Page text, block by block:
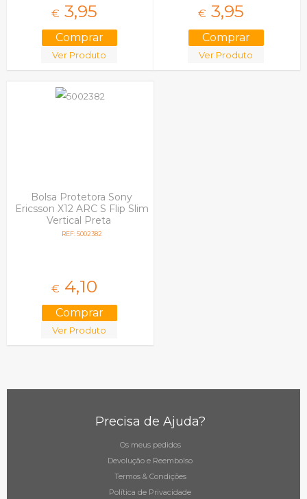
€ 3,95
Ver Produto
€ 3,95
Ver Produto
Bolsa Protetora Sony
Ericsson X12 ARC S Flip Slim
Vertical Preta
REF: 5002382
€ 4,10
Ver Produto
Precisa de Ajuda?
Os meus pedidos
Devolução e Reembolso
Termos & Condições
Política de Privacidade